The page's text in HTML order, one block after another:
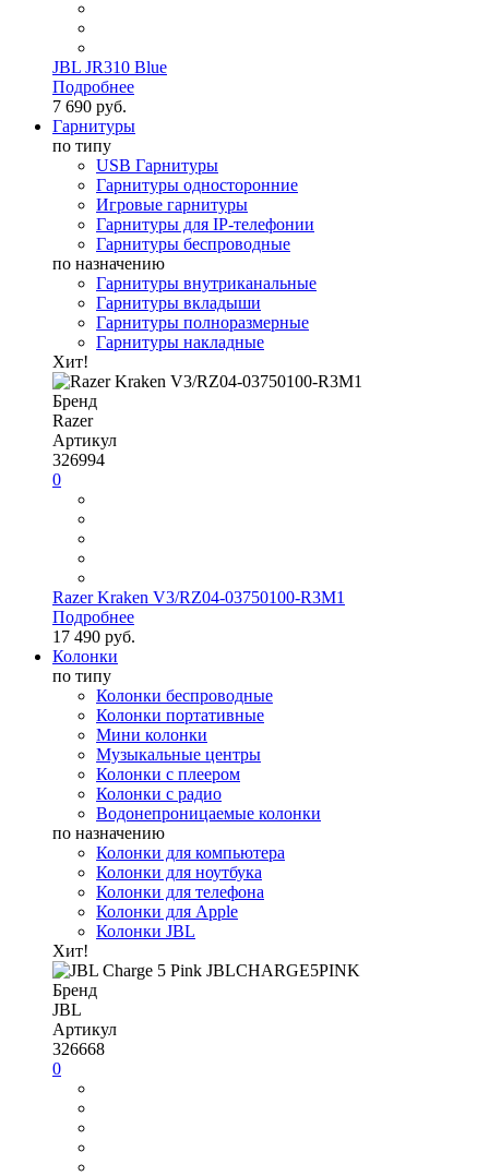
JBL JR310 Blue
Подробнее
7 690 руб.
Гарнитуры
по типу
USB Гарнитуры
Гарнитуры односторонние
Игровые гарнитуры
Гарнитуры для IP-телефонии
Гарнитуры беспроводные
по назначению
Гарнитуры внутриканальные
Гарнитуры вкладыши
Гарнитуры полноразмерные
Гарнитуры накладные
Хит!
Бренд
Razer
Артикул
326994
0
Razer Kraken V3/RZ04-03750100-R3M1
Подробнее
17 490 руб.
Колонки
по типу
Колонки беспроводные
Колонки портативные
Мини колонки
Музыкальные центры
Колонки с плеером
Колонки с радио
Водонепроницаемые колонки
по назначению
Колонки для компьютера
Колонки для ноутбука
Колонки для телефона
Колонки для Apple
Колонки JBL
Хит!
Бренд
JBL
Артикул
326668
0